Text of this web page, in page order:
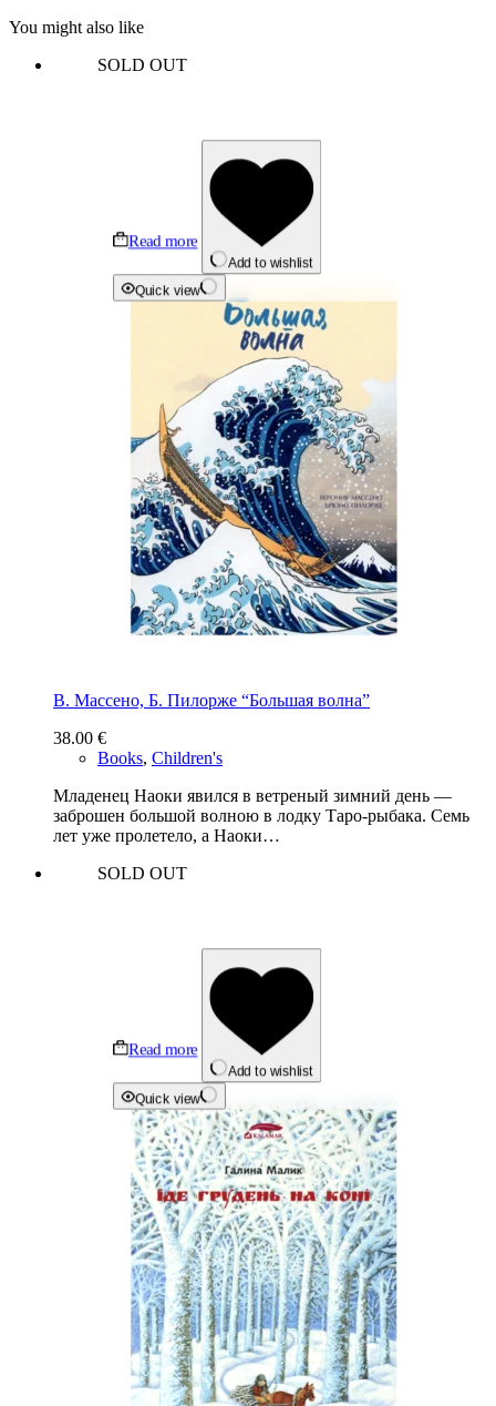
You might also like
SOLD OUT
Read more
Add to wishlist
Quick view
В. Массено, Б. Пилорже “Большая волна”
38.00 €
Books, Children's
Младенец Наоки явился в ветреный зимний день —
заброшен большой волною в лодку Таро-рыбака. Семь
лет уже пролетело, а Наоки…
SOLD OUT
Read more
Add to wishlist
Quick view